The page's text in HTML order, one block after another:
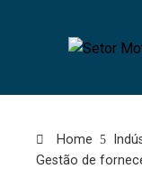
Home
Gestão de